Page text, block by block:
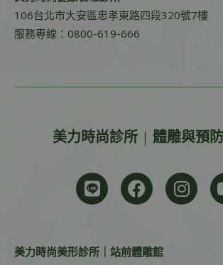
106台北市大安區忠孝東路四段320號7樓
服務專線：0800-619-666
美力時尚診所 | 體雕與預
美力時尚美形診所｜站前體雕館